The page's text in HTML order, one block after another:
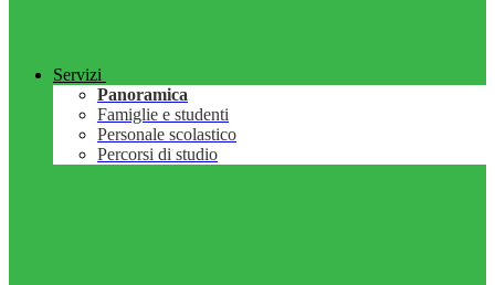
Servizi
Panoramica
Famiglie e studenti
Personale scolastico
Percorsi di studio